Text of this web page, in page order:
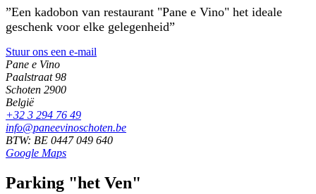
”Een kadobon van restaurant "Pane e Vino" het ideale
geschenk voor elke gelegenheid”
Stuur ons een e-mail
Pane e Vino
Paalstraat 98
Schoten 2900
België
+32 3 294 76 49
info@paneevinoschoten.be
BTW: BE 0447 049 640
Google Maps
Parking "het Ven"